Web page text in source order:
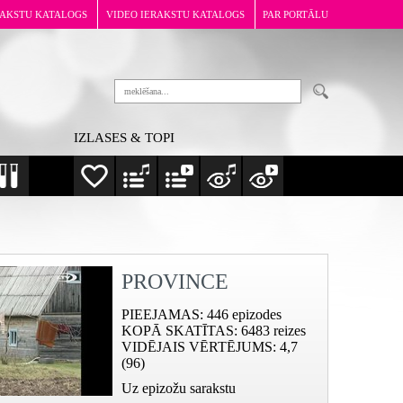
KATALOGS VIDEO IERAKSTU KATALOGS PAR PORTĀLU
IZLASES & TOPI
PROVINCE
PIEEJAMAS: 446 epizodes
KOPĀ SKATĪTAS: 6483 reizes
VIDĒJAIS VĒRTĒJUMS: 4,7
(96)
Uz epizožu sarakstu